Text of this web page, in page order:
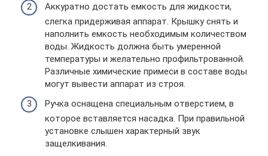
Аккуратно достать емкость для жидкости,
слегка придерживая аппарат. Крышку снять и
наполнить емкость необходимым количеством
воды. Жидкость должна быть умеренной
температуры и желательно профильтрованной.
Различные химические примеси в составе воды
могут вывести аппарат из строя.
Ручка оснащена специальным отверстием, в
которое вставляется насадка. При правильной
установке слышен характерный звук
защелкивания.